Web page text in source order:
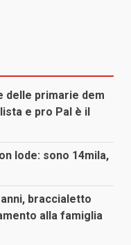
delle primarie dem
e pro Pal è il
lode: sono 14mila,
braccialetto
alla famiglia